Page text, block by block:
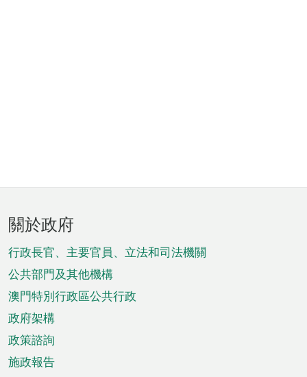
頁
腳
菜
單
關於政府
行政長官、主要官員、立法和司法機關
公共部門及其他機構
澳門特別行政區公共行政
政府架構
政策諮詢
施政報告